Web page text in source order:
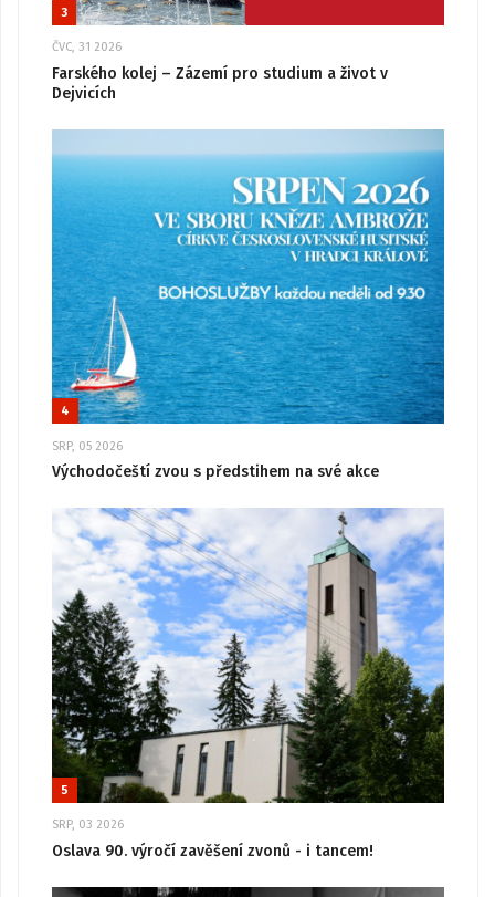
3
ČVC, 31 2026
Farského kolej – Zázemí pro studium a život v
Dejvicích
4
SRP, 05 2026
Východočeští zvou s předstihem na své akce
5
SRP, 03 2026
Oslava 90. výročí zavěšení zvonů - i tancem!